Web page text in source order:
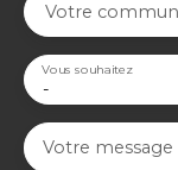
Votre
-
Vous souhaitez
Votre message